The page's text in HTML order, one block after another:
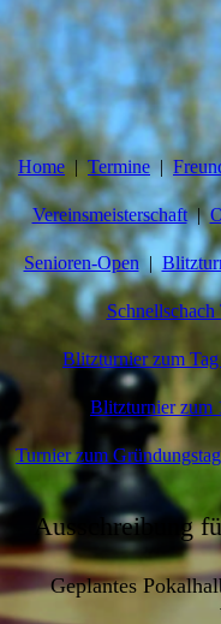
Home Termine
Vereinsmeisterschaft
Senioren-Open
Schnellschach
Blitzturnier zum
Blitzturnier zum
Turnier zum
Ausschreibung
Geplantes